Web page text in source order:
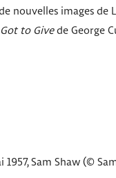
nouvelles images
to Givede George
Sam Shaw (©